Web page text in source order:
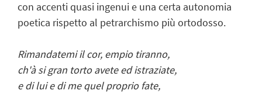
con accenti quasi ingenui e una certa autonomia
poetica rispetto al petrarchismo più ortodosso.
Rimandatemi il cor, empio tiranno,
ch'à si gran torto avete ed istraziate,
e di lui e di me quel proprio fate,